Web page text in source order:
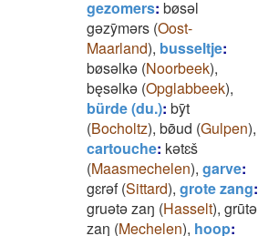
gezomers: bøsǝl
gǝzȳmǝrs (Oost-
Maarland), busseltje:
bøsǝlkǝ (Noorbeek),
bęsǝlkǝ (Opglabbeek),
bürde (du.): bȳt
(Bocholtz), bø̄ud (Gulpen),
cartouche: kǝtɛš
(Maasmechelen), garve:
gɛrǝf(Sittard), grote zang:
gruǝtǝ zaŋ (Hasselt), grūtǝ
zaŋ (Mechelen), hoop: